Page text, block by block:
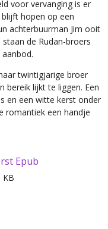
voor vervanging is er
hopen op een
achterbuurman Jim ooit
de Rudan-broers
twintigjarige broer
bereik lijkt te liggen. Een
en een witte kerst onder
romantiek een handje
Epub
KB